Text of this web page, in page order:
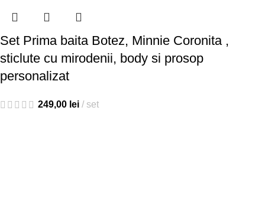
Set Prima baita Botez, Minnie Coronita ,
sticlute cu mirodenii, body si prosop
personalizat
249,00 lei set